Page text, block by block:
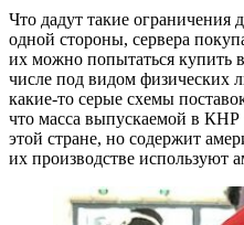
Что дадут такие ограничения
одной стороны, сервера
их можно попытаться купить
числе под видом физических
какие-то серые схемы
что масса выпускаемой в КНР
этой стране, но содержит
их производстве используют